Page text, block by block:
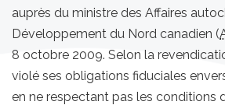
auprès du ministre des Affaires
Développement du Nord canadien (
8 octobre 2009. Selon la
violé ses obligations fiduciales
en ne respectant pas les conditions